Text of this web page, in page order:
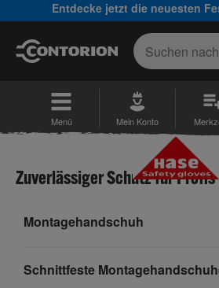
Entdecke jetzt die neuesten
Menü Mein Konto
Zuverlässiger Schutz für Profis
Montagehandschuh
Schnittfeste